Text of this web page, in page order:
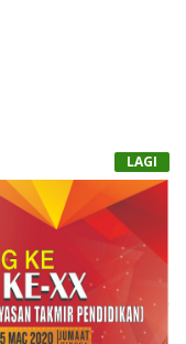
LAGI